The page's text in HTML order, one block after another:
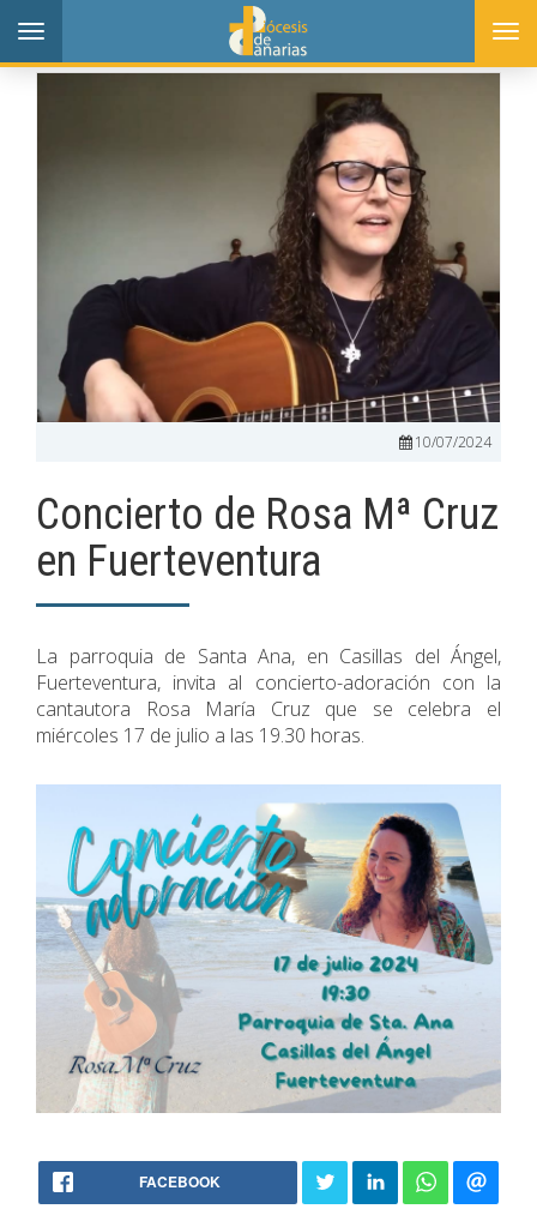
Toggle
navigation
10/07/2024
Concierto de Rosa Mª Cruz
en Fuerteventura
La parroquia de Santa Ana, en Casillas del Ángel,
Fuerteventura, invita al concierto-adoración con la
cantautora Rosa María Cruz que se celebra el
miércoles 17 de julio a las 19.30 horas.
FACEBOOK